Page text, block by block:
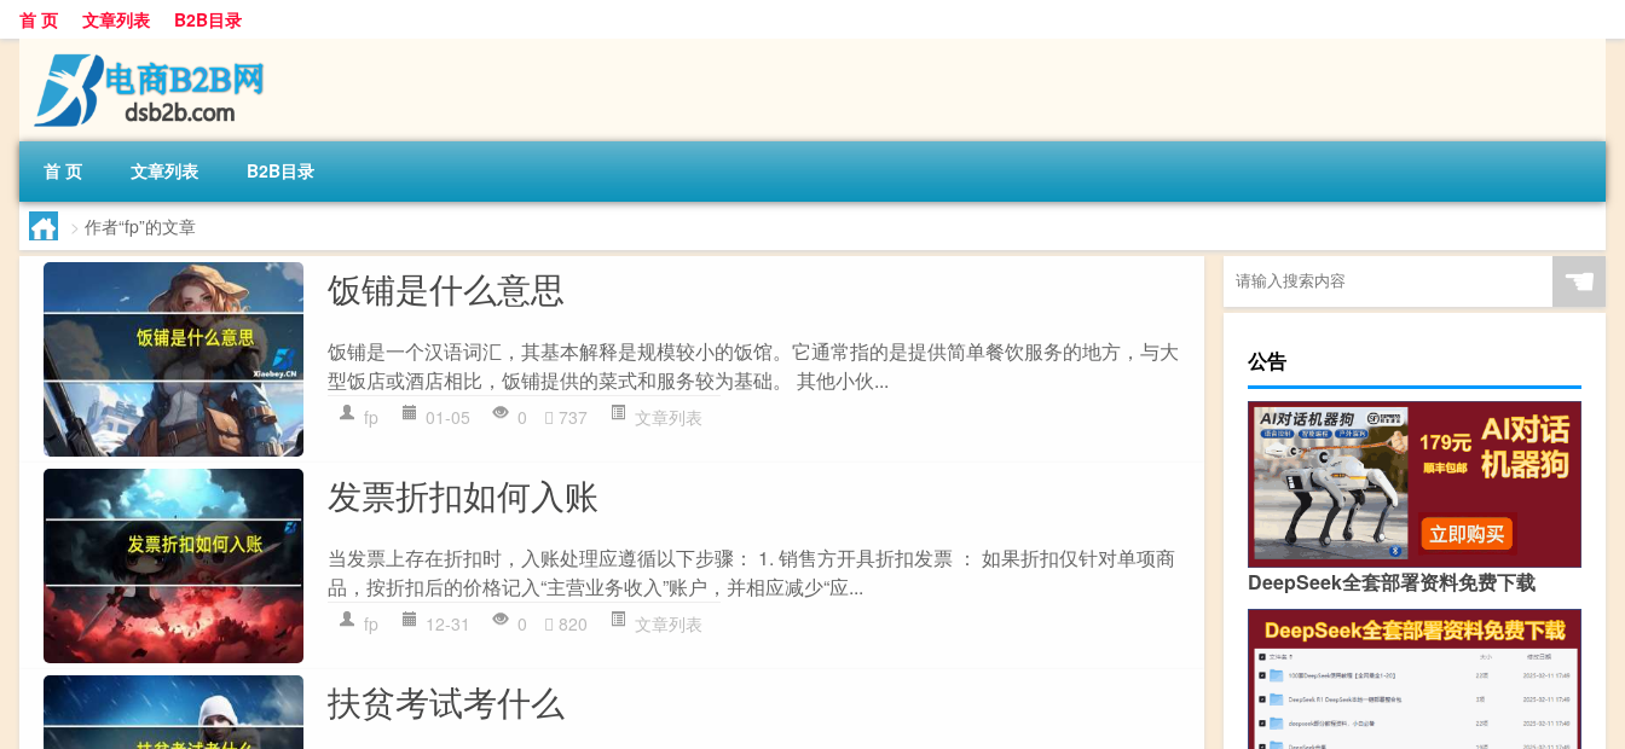
首 页 文章列表 B2B目录
首 页 文章列表 B2B目录
> 作者“fp”的文章
饭铺是什么意思
饭铺是一个汉语词汇，其基本解释是规模较小的饭馆。它通常指的是提供简单餐饮服务的地方，与大
型饭店或酒店相比，饭铺提供的菜式和服务较为基础。 其他小伙...
fp 01-05 0 737 文章列表
发票折扣如何入账
当发票上存在折扣时，入账处理应遵循以下步骤： 1. 销售方开具折扣发票 ： 如果折扣仅针对单项商
品，按折扣后的价格记入“主营业务收入”账户，并相应减少“应...
fp 12-31 0 820 文章列表
扶贫考试考什么
☚
公告
DeepSeek全套部署资料免费下载